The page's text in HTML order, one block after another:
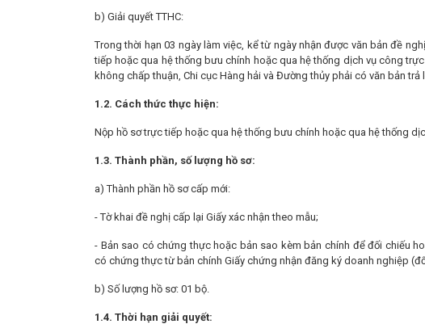
b) Giải quyết TTHC:
Trong thời hạn 03 ngày làm việc, kể từ ngày nhận được văn bản đề
tiếp hoặc qua hệ thống bưu chính hoặc qua hệ thống dịch vụ công
không chấp thuận, Chi cục Hàng hải và Đường thủy phải có văn bản trả
1.2. Cách thức thực hiện:
Nộp hồ sơ trực tiếp hoặc qua hệ thống bưu chính hoặc qua hệ thống
1.3. Thành phần, số lượng hồ sơ:
a) Thành phần hồ sơ cấp mới:
- Tờ khai đề nghị cấp lại Giấy xác nhận theo mẫu;
- Bản sao có chứng thực hoặc bản sao kèm bản chính để đối chiếu
có chứng thực từ bản chính Giấy chứng nhận đăng ký doanh nghiệp
b) Số lượng hồ sơ: 01 bộ.
1.4. Thời hạn giải quyết: